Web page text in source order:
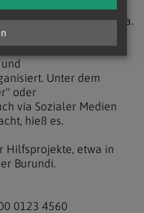
von den diözesanen
wird. Dazu finden u.a.
im Laufe des Augusts
werden vielerorts
Unter dem
oder
via Sozialer Medien
hieß es.
Hilfsprojekte, etwa in
Burundi.
0123 4560